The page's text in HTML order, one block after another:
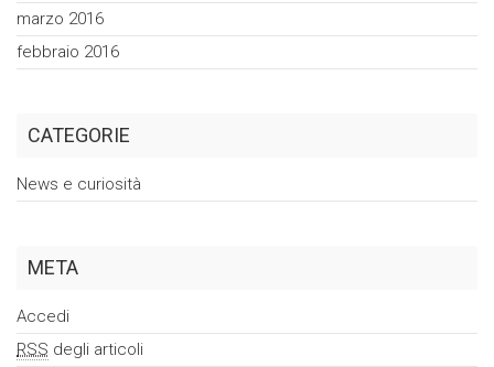
marzo 2016
febbraio 2016
CATEGORIE
News e curiosità
META
Accedi
RSS degli articoli